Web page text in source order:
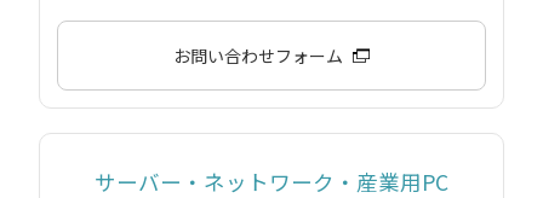
お問い合わせフォーム
サーバー・ネットワーク・産業用PC